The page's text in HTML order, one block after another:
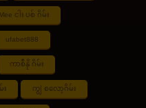
ငါး ပစ် ဂိမ်း
ufabet888
ကာစီနို ဂိမ်း
း ကျွဲ စလော့ဂိမ်း